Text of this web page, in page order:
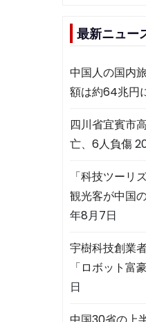
最新ニュー
中国人の国内
額は約64兆円
四川省宜賓市
亡、6人負傷
「科技ツー
観光客が中国
年8月7日
宇樹科技創業
「ロボット富
日